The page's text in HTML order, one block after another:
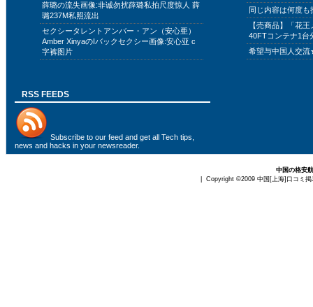
薛璐の流失画像:非诚勿扰薛璐私拍尺度惊人 薛
璐237M私照流出
セクシータレントアンバー・アン（安心亜）
Amber XinyaのIバックセクシー画像:安心亚 c
字裤图片
同じ内容は何度
【売商品】「花
40FTコンテナ1台
希望与中国人交
RSS FEEDS
Subscribe to our feed and get all Tech tips,
news and hacks in your newsreader.
中国の格安
| Copyright ©2009 中国[上海]口コミ掲